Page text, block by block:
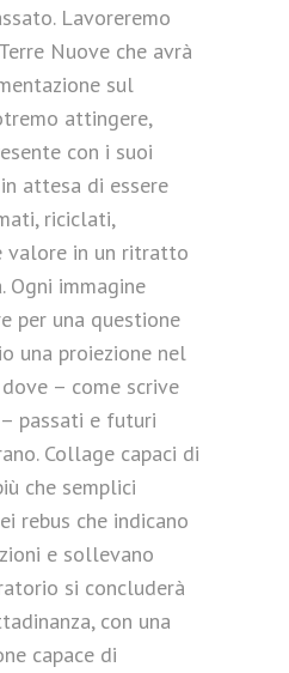
Lavoreremo
Nuove che avrà
sul
attingere,
con i suoi
attesa di essere
riciclati,
valore in un ritratto
immagine
per una questione
una proiezione nel
– come scrive
passati e futuri
Collage capaci di
che semplici
rebus che indicano
e sollevano
si concluderà
con una
capace di